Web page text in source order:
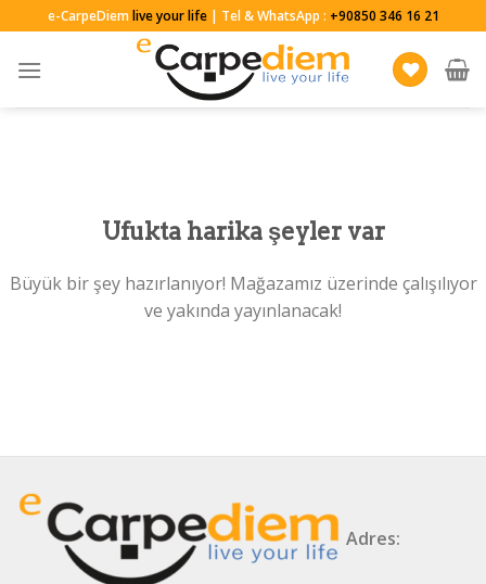
to
content
e-CarpeDiemlive your life| Tel & WhatsApp : +90850 346 16 21
Ufukta harika şeyler var
Büyük bir şey hazırlanıyor! Mağazamız üzerinde çalışılıyor
ve yakında yayınlanacak!
Adres: